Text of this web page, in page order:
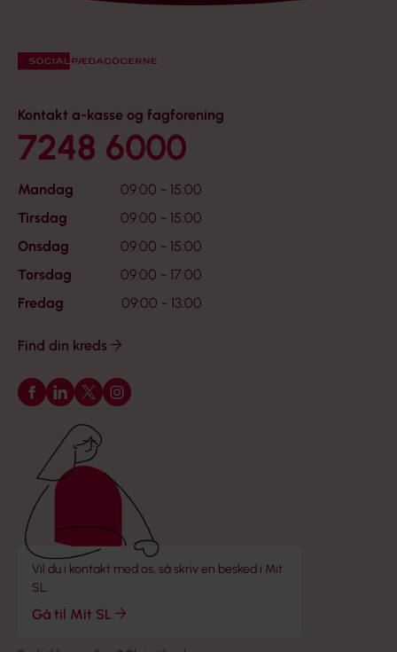
Kontakt a-kasse og fagforening
7248 6000
Mandag
09:00 - 15:00
Tirsdag
09:00 - 15:00
Onsdag
09:00 - 15:00
Torsdag
09:00 - 17:00
Fredag
09:00 - 13:00
Find din kreds
Følg os på Facebook
Følg os på LinkedIn
Følg os på X
Følg os på Instagram
Vil du i kontakt med os, så skriv en besked i Mit
SL.
Gå til Mit SL